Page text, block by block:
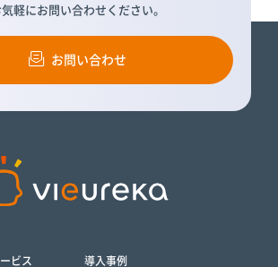
気軽にお問い合わせください。
お問い合わせ
ビス 導入事例